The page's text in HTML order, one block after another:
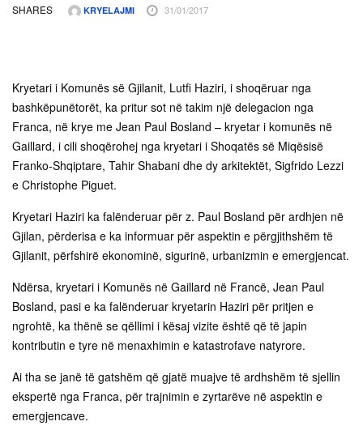
SHARES KRYELAJMI 31/01/2017
Kryetari i Komunës së Gjilanit, Lutfi Haziri, i shoqëruar nga
bashkëpunëtorët, ka pritur sot në takim një delegacion nga
Franca, në krye me Jean Paul Bosland – kryetar i komunës në
Gaillard, i cili shoqërohej nga kryetari i Shoqatës së Miqësisë
Franko-Shqiptare, Tahir Shabani dhe dy arkitektët, Sigfrido Lezzi
e Christophe Piguet.
Kryetari Haziri ka falënderuar për z. Paul Bosland për ardhjen në
Gjilan, përderisa e ka informuar për aspektin e përgjithshëm të
Gjilanit, përfshirë ekonominë, sigurinë, urbanizmin e emergjencat.
Ndërsa, kryetari i Komunës në Gaillard në Francë, Jean Paul
Bosland, pasi e ka falënderuar kryetarin Haziri për pritjen e
ngrohtë, ka thënë se qëllimi i kësaj vizite është që të japin
kontributin e tyre në menaxhimin e katastrofave natyrore.
Ai tha se janë të gatshëm që gjatë muajve të ardhshëm të sjellin
ekspertë nga Franca, për trajnimin e zyrtarëve në aspektin e
emergjencave.